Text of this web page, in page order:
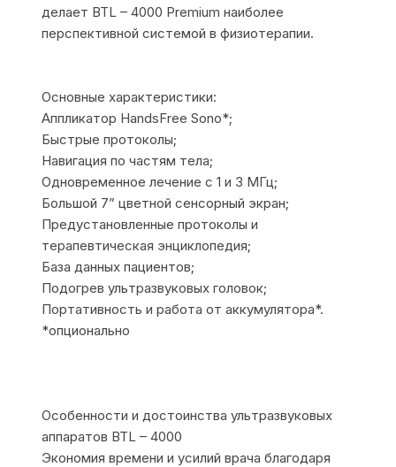
делает BTL – 4000 Premium наиболее
перспективной системой в физиотерапии.
Основные характеристики:
Аппликатор HandsFree Sono*;
Быстрые протоколы;
Навигация по частям тела;
Одновременное лечение с 1 и 3 МГц;
Большой 7” цветной сенсорный экран;
Предустановленные протоколы и
терапевтическая энциклопедия;
База данных пациентов;
Подогрев ультразвуковых головок;
Портативность и работа от аккумулятора*.
*опционально
Особенности и достоинства ультразвуковых
аппаратов BTL – 4000
Экономия времени и усилий врача благодаря